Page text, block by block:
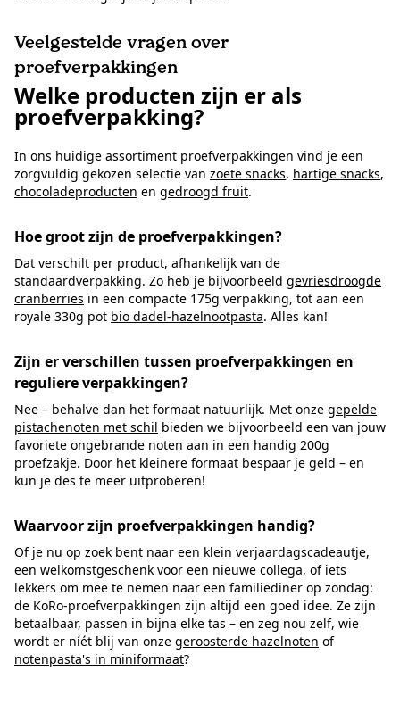
Veelgestelde vragen over
proefverpakkingen
Welke producten zijn er als
proefverpakking?
In ons huidige assortiment proefverpakkingen vind je een
zorgvuldig gekozen selectie van zoete snacks, hartige snacks,
chocoladeproducten en gedroogd fruit.
Hoe groot zijn de proefverpakkingen?
Dat verschilt per product, afhankelijk van de
standaardverpakking. Zo heb je bijvoorbeeld gevriesdroogde
cranberries in een compacte 175g verpakking, tot aan een
royale 330g pot bio dadel-hazelnootpasta. Alles kan!
Zijn er verschillen tussen proefverpakkingen en
reguliere verpakkingen?
Nee – behalve dan het formaat natuurlijk. Met onze gepelde
pistachenoten met schil bieden we bijvoorbeeld een van jouw
favoriete ongebrande noten aan in een handig 200g
proefzakje. Door het kleinere formaat bespaar je geld – en
kun je des te meer uitproberen!
Waarvoor zijn proefverpakkingen handig?
Of je nu op zoek bent naar een klein verjaardagscadeautje,
een welkomstgeschenk voor een nieuwe collega, of iets
lekkers om mee te nemen naar een familiediner op zondag:
de KoRo-proefverpakkingen zijn altijd een goed idee. Ze zijn
betaalbaar, passen in bijna elke tas – en zeg nou zelf, wie
wordt er níét blij van onze geroosterde hazelnoten of
notenpasta's in miniformaat?